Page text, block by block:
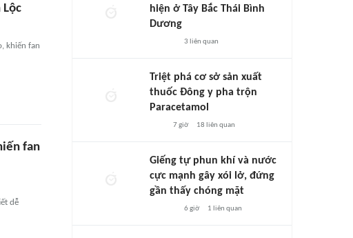
khiến fan
fan
dễ
hiện ở Tây Bắc Thái Bình
Dương
3 liên quan
Triệt phá cơ sở sản xuất
thuốc Đông y pha trộn
Paracetamol
7 giờ 18 liên quan
Giếng tự phun khí và nước
cực mạnh gây xói lở, đứng
gần thấy chóng mặt
6 giờ 1 liên quan